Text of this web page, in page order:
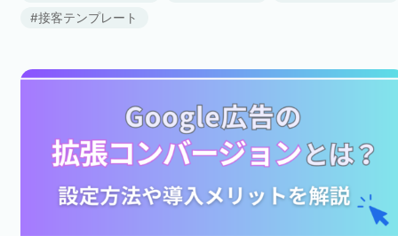
接客テンプレート